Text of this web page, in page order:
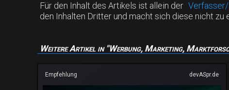
Für den Inhalt des Artikels ist allein der
den Inhalten Dritter und macht sich diese nicht zu
Weitere Artikel in "Werbung, Marketing,
Empfehlung devASpr.de